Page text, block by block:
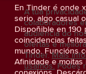
En Tinder é onde
serio, algo casual
Dispoñible en
coincidencias
mundo. Funcións
Afinidade e
A túa
colaboradores
audiencia do
ofertas e
Tinder. Máis
usamos. Podes